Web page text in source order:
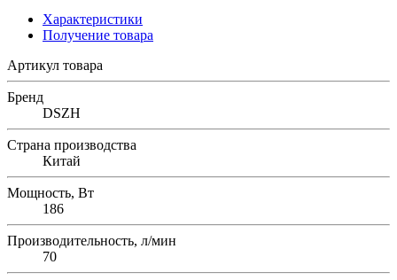
Характеристики
Получение товара
Артикул товара
Бренд
DSZH
Страна производства
Китай
Мощность, Вт
186
Производительность, л/мин
70